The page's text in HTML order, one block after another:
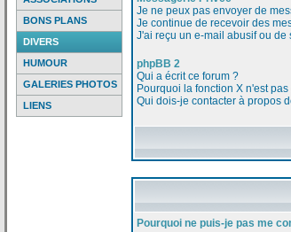
BONS PLANS
DIVERS
HUMOUR
GALERIES PHOTOS
LIENS
Je ne peux pas envoyer de
Je continue de recevoir des
J'ai reçu un e-mail abusif ou
phpBB 2
Qui a écrit ce forum ?
Pourquoi la fonction X n'est
Qui dois-je contacter à propos
Pourquoi ne puis-je pas me